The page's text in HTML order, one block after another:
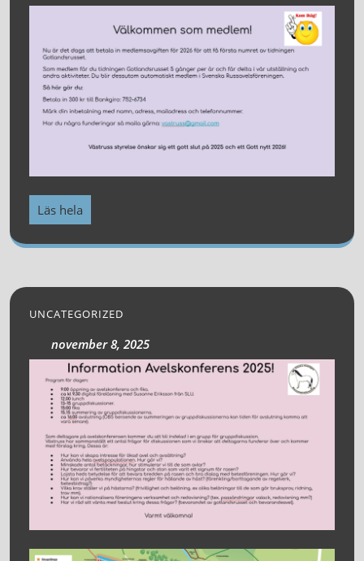
Läs hela
UNCATEGORIZED
november 8, 2025